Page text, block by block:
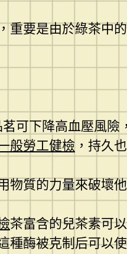
重要是由於綠茶中
可下降高血壓風險
般勞工健檢 ，持久
物質的力量來破壞
茶富含的兒茶素可
種酶被克制后可以